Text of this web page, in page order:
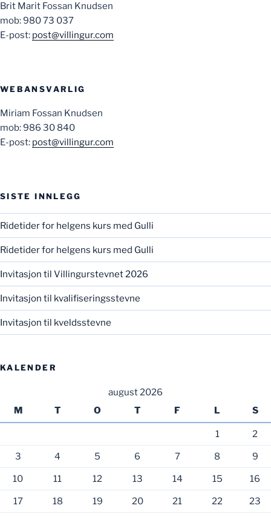
Brit Marit Fossan Knudsen
mob: 980 73 037
E-post: post@villingur.com
WEBANSVARLIG
Miriam Fossan Knudsen
mob: 986 30 840
E-post: post@villingur.com
SISTE INNLEGG
Ridetider for helgens kurs med Gulli
Ridetider for helgens kurs med Gulli
Invitasjon til Villingurstevnet 2026
Invitasjon til kvalifiseringsstevne
Invitasjon til kveldsstevne
KALENDER
august 2026
M
T O T F L S
1 2
3 4 5 6 7 8 9
10 11 12 13 14 15 16
17 18 19 20 21 22 23